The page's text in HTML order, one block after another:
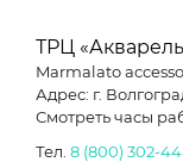
ТРЦ
Marmalato
Адрес: г.
Смотреть часы
Тел. 8 (800) 302-